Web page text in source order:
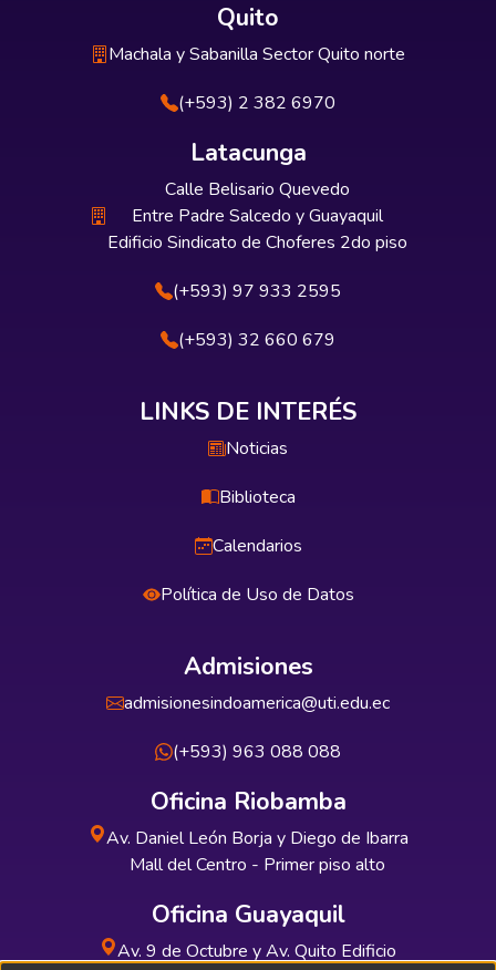
Quito
Machala y Sabanilla Sector Quito norte
(+593) 2 382 6970
Latacunga
Calle Belisario Quevedo
Entre Padre Salcedo y Guayaquil
Edificio Sindicato de Choferes 2do piso
(+593) 97 933 2595
(+593) 32 660 679
LINKS DE INTERÉS
Noticias
Biblioteca
Calendarios
Política de Uso de Datos
Admisiones
admisionesindoamerica@uti.edu.ec
(+593) 963 088 088
Oficina Riobamba
Av. Daniel León Borja y Diego de Ibarra
Mall del Centro - Primer piso alto
Oficina Guayaquil
Av. 9 de Octubre y Av. Quito Edificio